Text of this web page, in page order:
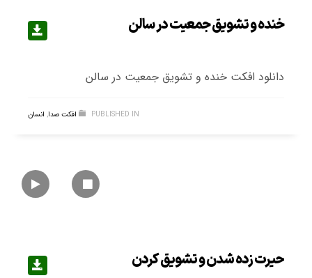
خنده و تشویق جمعیت در سالن
دانلود افکت خنده و تشویق جمعیت در سالن
PUBLISHED IN افکت صدا, انسان
حیرت زده شدن و تشویق کردن